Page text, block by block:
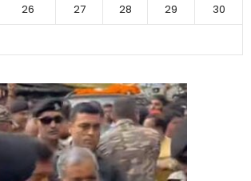
26 27 28 29
30